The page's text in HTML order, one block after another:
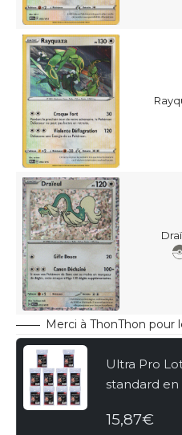
Merci à ThonThon pour
Ultra Pro
standard
cartes à
15,87€